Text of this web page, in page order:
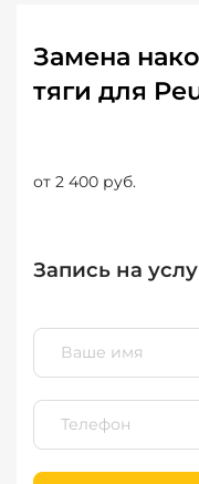
Замена
тяги для
от 2 400 руб.
Запись на